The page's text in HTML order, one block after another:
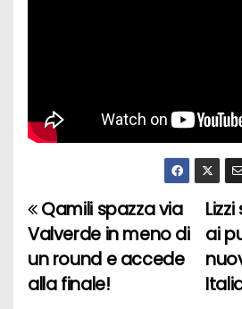
N
a
v
ai
Qamili spazza via
Valverde in meno di
un round e accede
alla finale!